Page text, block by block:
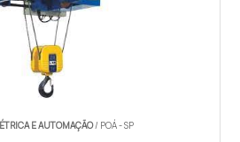
E AUTOMAÇÃO/ POÁ - SP